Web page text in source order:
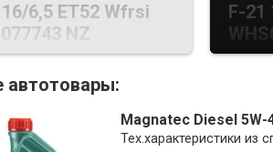
6,5 ET52 Wfrsi
NZ
F-21
автотовары:
Magnatec Diesel 5W-
Тех.характеристики из